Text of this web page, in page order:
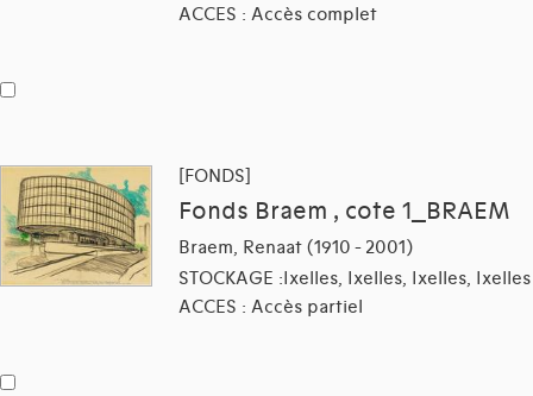
ACCES : Accès complet
[FONDS]
Fonds Braem , cote 1_BRAEM
Braem, Renaat (1910 - 2001)
STOCKAGE :Ixelles, Ixelles, Ixelles, Ixelles
ACCES : Accès partiel